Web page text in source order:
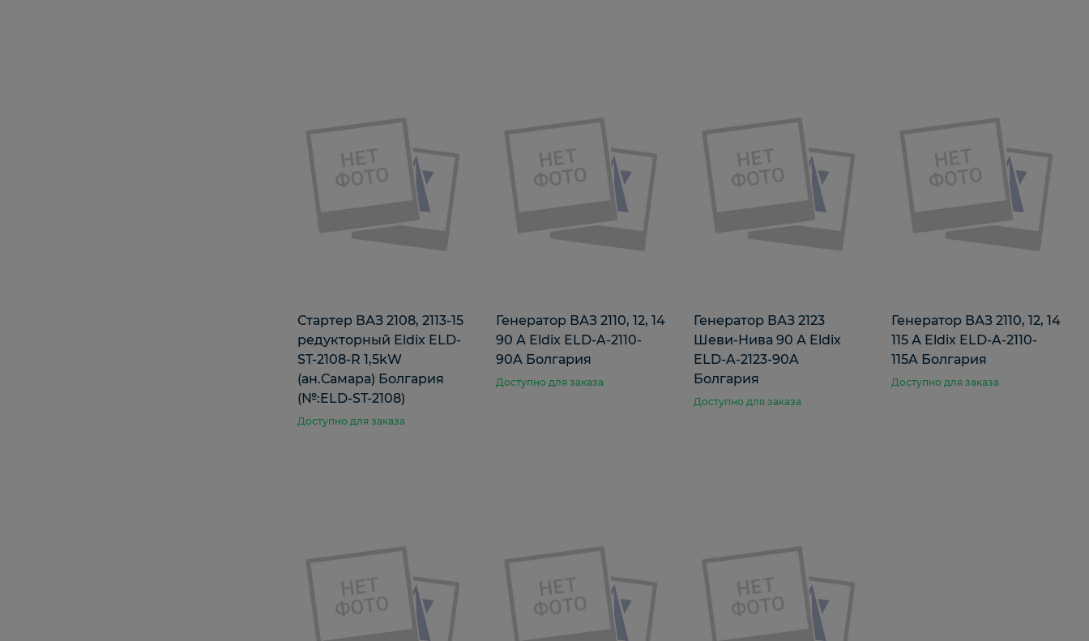
Стартер ВАЗ 2108, 2113-15
редукторный Eldix ELD-
ST-2108-R 1,5kW
(ан.Самара) Болгария
(№:ELD-ST-2108)
Доступно для заказа
Генератор ВАЗ 2110, 12, 14
90 А Eldix ELD-A-2110-
90A Болгария
Доступно для заказа
Генератор ВАЗ 2123
Шеви-Нива 90 А Eldix
ELD-A-2123-90A
Болгария
Доступно для заказа
Генератор ВАЗ 2110, 12, 14
115 А Eldix ELD-A-2110-
115A Болгария
Доступно для заказа